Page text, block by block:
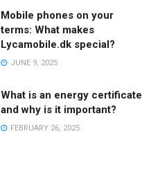
Mobile phones on your
terms: What makes
Lycamobile.dk special?
JUNE 9, 2025
What is an energy certificate
and why is it important?
FEBRUARY 26, 2025